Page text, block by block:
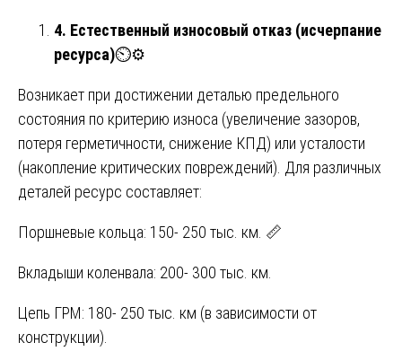
4. Естественный износовый отказ (исчерпание
ресурса)⏲️⚙️
Возникает при достижении деталью предельного
состояния по критерию износа (увеличение зазоров,
потеря герметичности, снижение КПД) или усталости
(накопление критических повреждений). Для различных
деталей ресурс составляет:
Поршневые кольца: 150- 250 тыс. км. 📏
Вкладыши коленвала: 200- 300 тыс. км.
Цепь ГРМ: 180- 250 тыс. км (в зависимости от
конструкции).